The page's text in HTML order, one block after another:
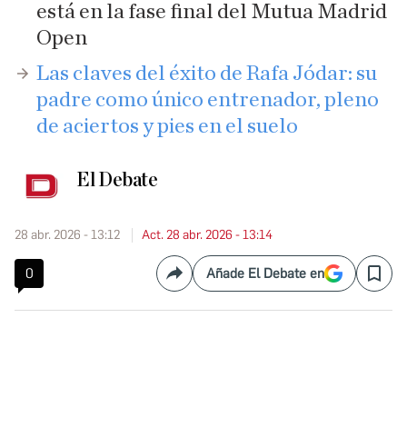
está en la fase final del Mutua Madrid
Open
Las claves del éxito de Rafa Jódar: su
padre como único entrenador, pleno
de aciertos y pies en el suelo
El Debate
28 abr. 2026 - 13:12 Act. 28 abr. 2026 - 13:14
0 CompartirAñade El Debate en Save